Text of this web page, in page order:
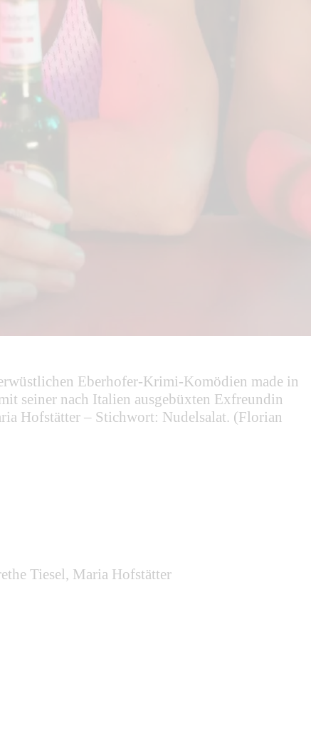
Eberhofer-Krimi-Komödien made in
seiner nach Italien ausgebüxten Exfreundin
Hofstätter – Stichwort: Nudelsalat. (Florian
Tiesel, Maria Hofstätter